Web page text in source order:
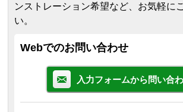
ンストレーション希望など、お気軽に
い。
Webでのお問い合わせ
入力フォームから問い合